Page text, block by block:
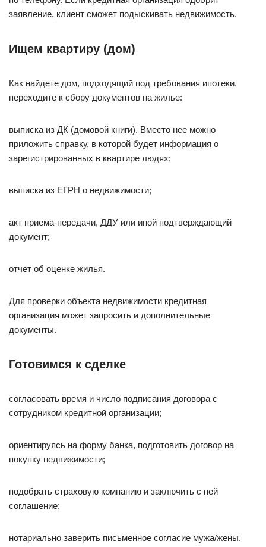
заявление, клиент сможет подыскивать недвижимость.
Ищем квартиру (дом)
Как найдете дом, подходящий под требования ипотеки,
переходите к сбору документов на жилье:
выписка из ДК (домовой книги). Вместо нее можно
приложить справку, в которой будет информация о
зарегистрированных в квартире людях;
выписка из ЕГРН о недвижимости;
акт приема-передачи, ДДУ или иной подтверждающий
документ;
отчет об оценке жилья.
Для проверки объекта недвижимости кредитная
организация может запросить и дополнительные
документы.
Готовимся к сделке
согласовать время и число подписания договора с
сотрудником кредитной организации;
ориентируясь на форму банка, подготовить договор на
покупку недвижимости;
подобрать страховую компанию и заключить с ней
соглашение;
нотариально заверить письменное согласие мужа/жены.